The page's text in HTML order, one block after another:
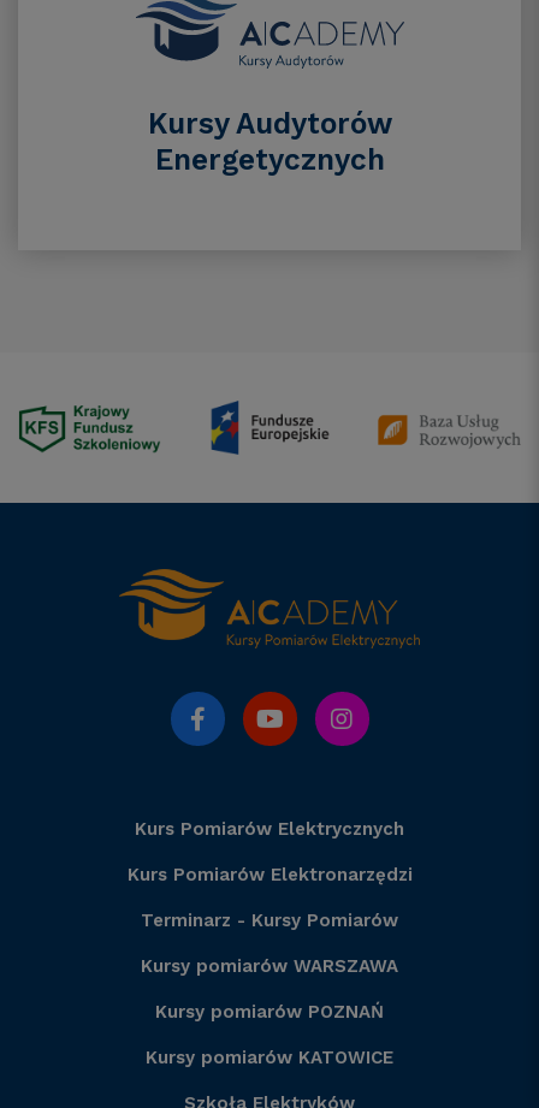
Kursy Audytorów
Energetycznych
Kurs Pomiarów Elektrycznych
Kurs Pomiarów Elektronarzędzi
Terminarz - Kursy Pomiarów
Kursy pomiarów WARSZAWA
Kursy pomiarów POZNAŃ
Kursy pomiarów KATOWICE
Szkoła Elektryków